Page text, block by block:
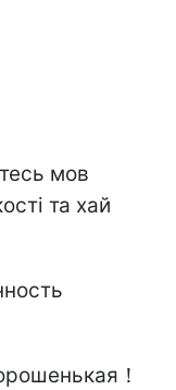
мов
та хай
！